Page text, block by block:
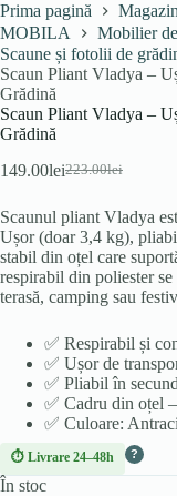
Prima pagină
MOBILA
Mobilier
Scaune și fotolii de
Scaun Pliant Vladya –
Grădină
Scaun Pliant Vladya –
Grădină
223.00lei
Prețul
a
fost:
223.00lei.
149.00leiPrețul
este:
149.00lei.
Scaunul pliant Vladya
Ușor (doar 3,4 kg),
stabil din oțel care
respirabil din poliester
terasă, camping sau
✅ Respirabil și
✅ Ușor de
✅ Pliabil în
✅ Cadru din oțel
✅ Culoare:
⏱ Livrare 24–48h ?
În stoc